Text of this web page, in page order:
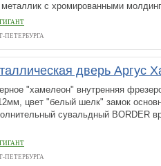
с хромированными
дверь Аргус
"хамелеон" внутренняя
цвет "белый шелк" замок
сувальдный BORDER